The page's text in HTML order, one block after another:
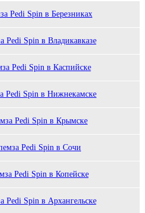
Pedi Spin в Березниках
Pedi Spin в Владикавказе
Pedi Spin в Каспийске
Pedi Spin в Нижнекамске
Pedi Spin в Крымске
Pedi Spin в Сочи
Pedi Spin в Копейске
Pedi Spin в Архангельске